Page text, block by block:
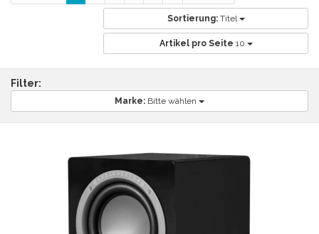
Sortierung: Titel
Artikel pro Seite 10
Filter:
Marke: Bitte wählen